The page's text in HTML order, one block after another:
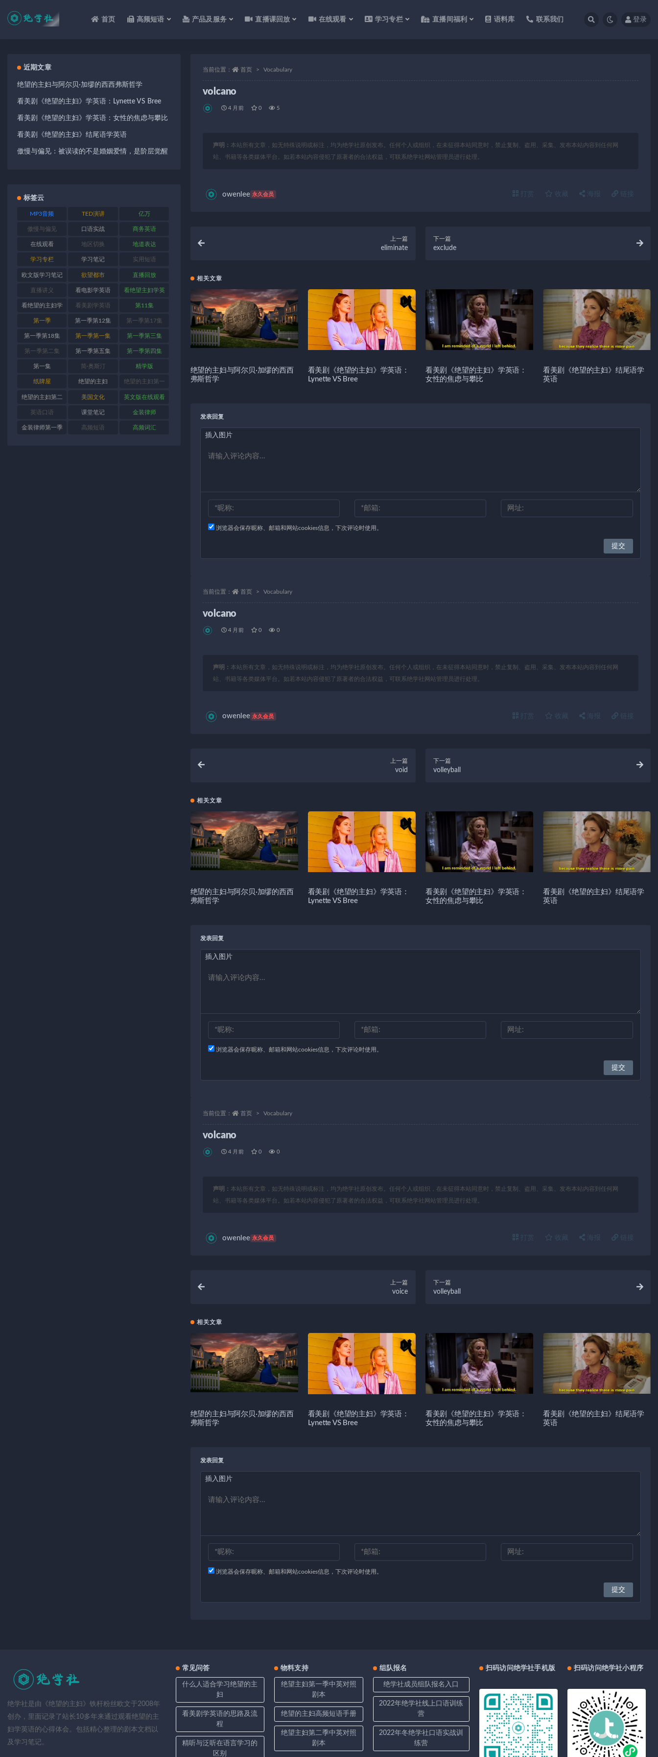
首页 高频短语 产品及服务 直播课回放 在线观看 学习专栏 直播间福利 语料库 联系我们 登录
当前位置： 首页 Vocabulary
volcano
4 月前 0 5
声明： 本站所有文章，如无特殊说明或标注，均为绝学社原创发布。任何个人或组织，在未征得本站同意时，禁止复制、盗用、采集、发布本站内容到任何网
站、书籍等各类媒体平台。如若本站内容侵犯了原著者的合法权益，可联系绝学社网站管理员进行处理。
owenlee 永久会员 打赏 收藏 海报 链接
上一篇
eliminate
下一篇
exclude
相关文章
绝望的主妇与阿尔贝·加缪的西西
弗斯哲学
看美剧《绝望的主妇》学英语：
Lynette VS Bree
看美剧《绝望的主妇》学英语：
女性的焦虑与攀比
看美剧《绝望的主妇》结尾语学
英语
发表回复
插入图片
浏览器会保存昵称、邮箱和网站cookies信息，下次评论时使用。
当前位置： 首页 Vocabulary
volcano
4 月前 0 0
声明： 本站所有文章，如无特殊说明或标注，均为绝学社原创发布。任何个人或组织，在未征得本站同意时，禁止复制、盗用、采集、发布本站内容到任何网
站、书籍等各类媒体平台。如若本站内容侵犯了原著者的合法权益，可联系绝学社网站管理员进行处理。
owenlee 永久会员 打赏 收藏 海报 链接
上一篇
void
下一篇
volleyball
相关文章
绝望的主妇与阿尔贝·加缪的西西
弗斯哲学
看美剧《绝望的主妇》学英语：
Lynette VS Bree
看美剧《绝望的主妇》学英语：
女性的焦虑与攀比
看美剧《绝望的主妇》结尾语学
英语
发表回复
插入图片
浏览器会保存昵称、邮箱和网站cookies信息，下次评论时使用。
当前位置： 首页 Vocabulary
volcano
4 月前 0 0
声明： 本站所有文章，如无特殊说明或标注，均为绝学社原创发布。任何个人或组织，在未征得本站同意时，禁止复制、盗用、采集、发布本站内容到任何网
站、书籍等各类媒体平台。如若本站内容侵犯了原著者的合法权益，可联系绝学社网站管理员进行处理。
owenlee 永久会员 打赏 收藏 海报 链接
上一篇
voice
下一篇
volleyball
相关文章
绝望的主妇与阿尔贝·加缪的西西
弗斯哲学
看美剧《绝望的主妇》学英语：
Lynette VS Bree
看美剧《绝望的主妇》学英语：
女性的焦虑与攀比
看美剧《绝望的主妇》结尾语学
英语
发表回复
插入图片
浏览器会保存昵称、邮箱和网站cookies信息，下次评论时使用。
近期文章
绝望的主妇与阿尔贝·加缪的西西弗斯哲学
看美剧《绝望的主妇》学英语：Lynette VS Bree
看美剧《绝望的主妇》学英语：女性的焦虑与攀比
看美剧《绝望的主妇》结尾语学英语
傲慢与偏见：被误读的不是婚姻爱情，是阶层觉醒
标签云
MP3音频 TED演讲 亿万
傲慢与偏见 口语实战 商务英语
在线观看 地区切换 地道表达
学习专栏 学习笔记 实用短语
欧文版学习笔记 欲望都市 直播回放
直播讲义 看电影学英语 看绝望主妇学英
语
看绝望的主妇学
英语
看美剧学英语 第11集
第一季 第一季第12集 第一季第17集
第一季第18集 第一季第一集 第一季第三集
第一季第二集 第一季第五集 第一季第四集
第一集 简·奥斯汀 精学版
纸牌屋 绝望的主妇 绝望的主妇第一
季
绝望的主妇第二
季
美国文化 英文版在线观看
英语口语 课堂笔记 金装律师
金装律师第一季 高频短语 高频词汇
绝学社是由《绝望的主妇》铁杆粉丝欧文于2008年
创办，里面记录了站长10多年来通过观看绝望的主
妇学英语的心得体会。包括精心整理的剧本文档以
及学习笔记。
常见问答
什么人适合学习绝望的主
妇
看美剧学英语的思路及流
程
精听与泛听在语言学习的
区别
物料支持
绝望主妇第一季中英对照
剧本
绝望的主妇高频短语手册
绝望主妇第二季中英对照
剧本
组队报名
绝学社成员组队报名入口
2022年绝学社线上口语训练
营
2022年冬绝学社口语实战训
练营
扫码访问绝学社手机版 扫码访问绝学社小程序